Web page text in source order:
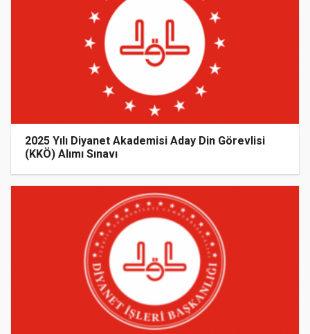
2025 Yılı Diyanet Akademisi Aday Din Görevlisi
(KKÖ) Alımı Sınavı